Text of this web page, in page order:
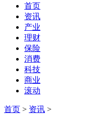
首页
资讯
产业
理财
保险
消费
科技
商业
滚动
首页 > 资讯 >